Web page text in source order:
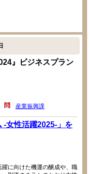
』ビジネスプラン
産業振興課
-女性活躍2025-」を
に向けた機運の醸成や、職